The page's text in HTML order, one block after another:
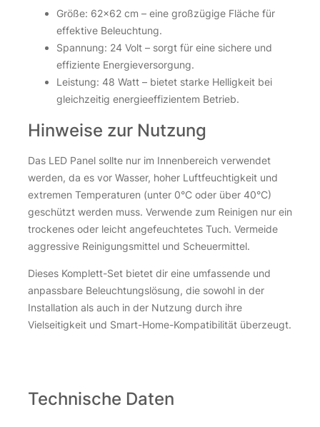
Größe: 62×62 cm – eine großzügige Fläche für
effektive Beleuchtung.
Spannung: 24 Volt – sorgt für eine sichere und
effiziente Energieversorgung.
Leistung: 48 Watt – bietet starke Helligkeit bei
gleichzeitig energieeffizientem Betrieb.
Hinweise zur Nutzung
Das LED Panel sollte nur im Innenbereich verwendet
werden, da es vor Wasser, hoher Luftfeuchtigkeit und
extremen Temperaturen (unter 0°C oder über 40°C)
geschützt werden muss. Verwende zum Reinigen nur ein
trockenes oder leicht angefeuchtetes Tuch. Vermeide
aggressive Reinigungsmittel und Scheuermittel.
Dieses Komplett-Set bietet dir eine umfassende und
anpassbare Beleuchtungslösung, die sowohl in der
Installation als auch in der Nutzung durch ihre
Vielseitigkeit und Smart-Home-Kompatibilität überzeugt.
Technische Daten